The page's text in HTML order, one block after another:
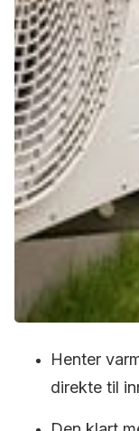
Henter
direkte til